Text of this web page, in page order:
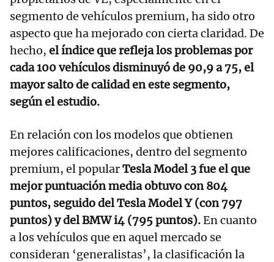
segmento de vehículos premium, ha sido otro
aspecto que ha mejorado con cierta claridad. De
hecho, el índice que refleja los problemas por
cada 100 vehículos disminuyó de 90,9 a 75, el
mayor salto de calidad en este segmento,
según el estudio.
En relación con los modelos que obtienen
mejores calificaciones, dentro del segmento
premium, el popularTesla Model 3 fue el que
mejor puntuación media obtuvo con 804
puntos, seguido del Tesla Model Y (con 797
puntos) y del BMW i4 (795 puntos).En cuanto
a los vehículos que en aquel mercado se
consideran ‘generalistas’, la clasificación la